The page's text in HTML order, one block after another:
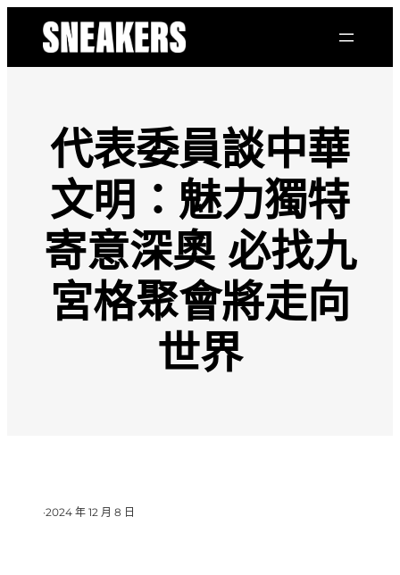
代表委員談中華
文明：魅力獨特
寄意深奧 必找九
宮格聚會將走向
世界
·2024 年 12 月 8 日